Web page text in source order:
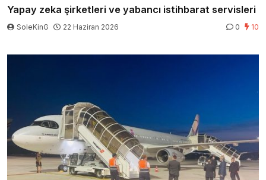
Yapay zeka şirketleri ve yabancı istihbarat servisleri
SoleKinG 22 Haziran 2026 0 10